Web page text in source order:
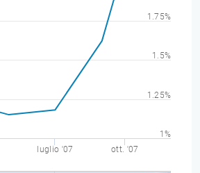
luglio '07 ott. '07
1%
1.25%
1.5%
1.75%